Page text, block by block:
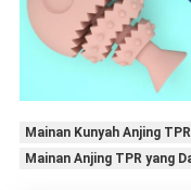
Mainan Kunyah Anjing TPR
Mainan Anjing TPR yang